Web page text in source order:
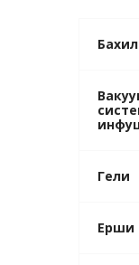
Гели
Ерши